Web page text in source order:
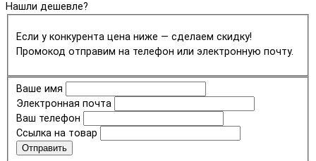
Нашли дешевле?
Если у конкурента цена ниже — сделаем скидку!
Промокод отправим на телефон или электронную почту.
Ваше имя
Электронная почта
Ваш телефон
Ссылка на товар
Отправить